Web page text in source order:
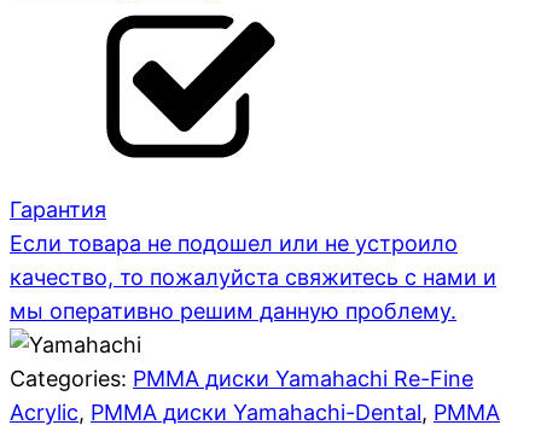
Гарантия
Если товара не подошел или не устроило
качество, то пожалуйста свяжитесь с нами и
мы оперативно решим данную проблему.
Categories: PMMA диски Yamahachi Re-Fine
Acrylic, PMMA диски Yamahachi-Dental, PMMA